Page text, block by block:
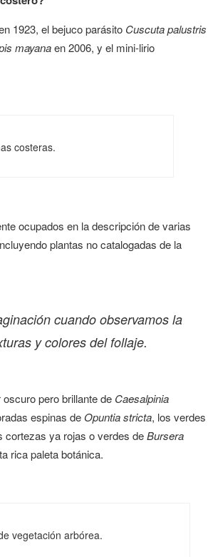
1923, el bejuco parásito Cuscuta palustris
mayanaen 2006, y el mini-lirio
costeras.
ocupados en la descripción de varias
plantas no catalogadas de la
cuando observamos la
y colores del follaje.
pero brillante de Caesalpinia
espinas de Opuntia stricta, los verdes
cortezas ya rojas o verdes deBursera
rica paleta botánica.
vegetación arbórea.